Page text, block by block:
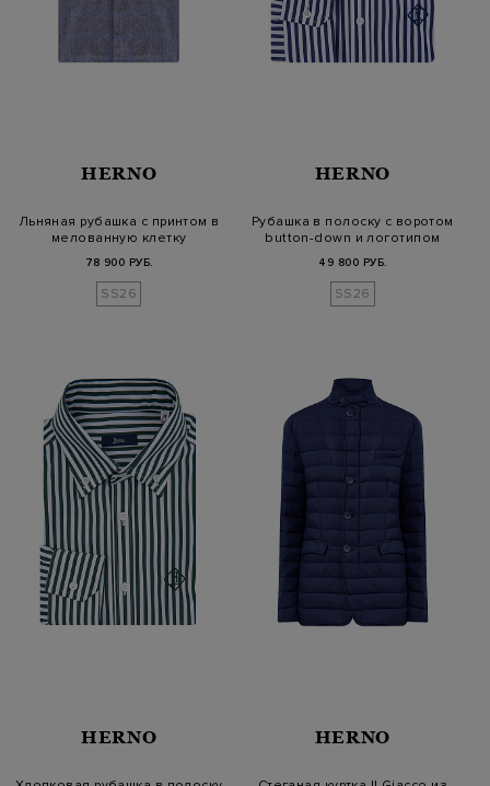
HERNO
Льняная рубашка с принтом в
мелованную клетку
78 900 РУБ.
SS26
HERNO
Рубашка в полоску с воротом
button-down и логотипом
49 800 РУБ.
SS26
HERNO HERNO